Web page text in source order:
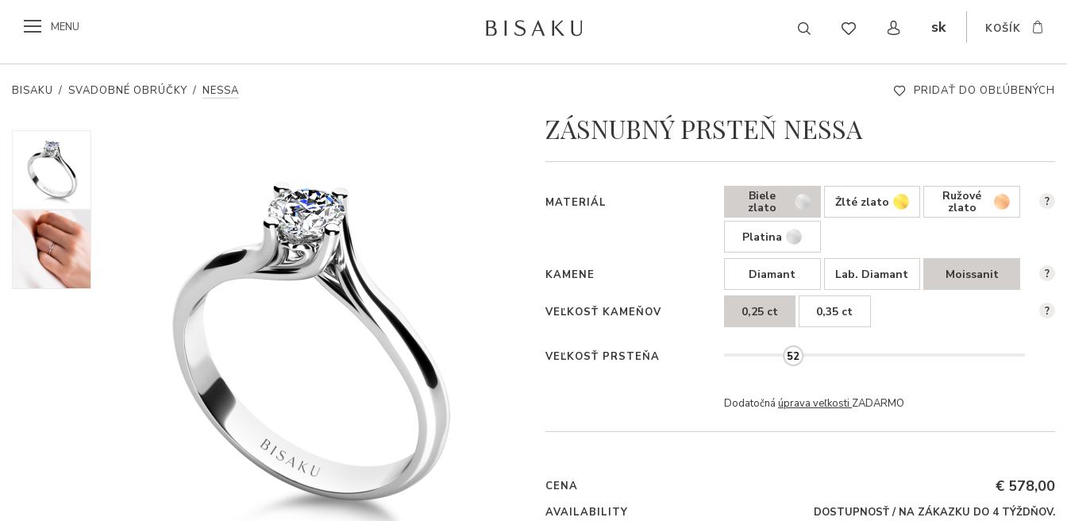
MENU sk
CZ EN DE
KOŠÍK
BISAKU / SVADOBNÉ OBRÚČKY / NESSA PRIDAŤ DO OBĽÚBENÝCH
ZÁSNUBNÝ PRSTEŇ NESSA
MATERIÁL Biele
zlato Žlté zlato Ružové
zlato
Platina
?
KAMENE Diamant Lab. Diamant Moissanit ?
VEĽKOSŤ KAMEŇOV 0,25 ct 0,35 ct ?
VEĽKOSŤ PRSTEŇA 52
Dodatočná úprava veľkosti ZADARMO
CENA € 578,00
AVAILABILITY DOSTUPNOSŤ / NA ZÁKAZKU DO 4 TÝŽDŇOV.